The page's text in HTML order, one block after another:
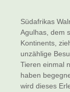
Südafrikas
Agulhas, dem
Kontinents,
unzählige
Tieren einmal
haben
wird dieses